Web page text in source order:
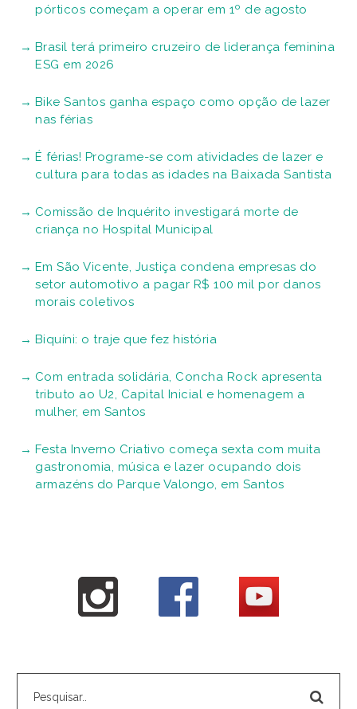
pórticos começam a operar em 1º de agosto
Brasil terá primeiro cruzeiro de liderança feminina
ESG em 2026
Bike Santos ganha espaço como opção de lazer
nas férias
É férias! Programe-se com atividades de lazer e
cultura para todas as idades na Baixada Santista
Comissão de Inquérito investigará morte de
criança no Hospital Municipal
Em São Vicente, Justiça condena empresas do
setor automotivo a pagar R$ 100 mil por danos
morais coletivos
Biquíni: o traje que fez história
Com entrada solidária, Concha Rock apresenta
tributo ao U2, Capital Inicial e homenagem a
mulher, em Santos
Festa Inverno Criativo começa sexta com muita
gastronomia, música e lazer ocupando dois
armazéns do Parque Valongo, em Santos